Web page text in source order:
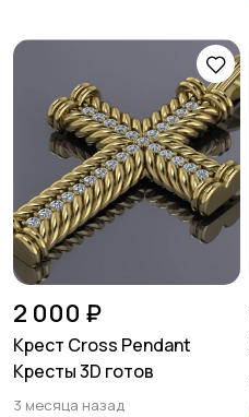
2 000 ₽
Крест Cross Pendant
Кресты 3D готов
3 месяца назад